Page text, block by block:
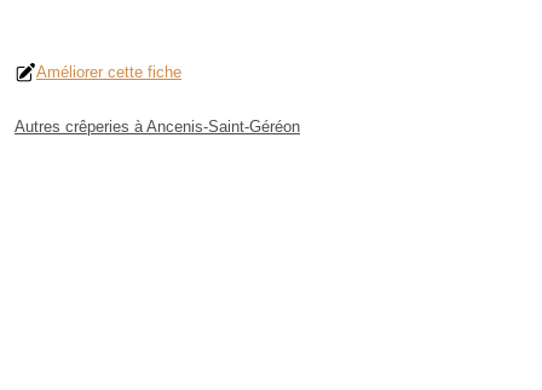
Améliorer cette fiche
Autres crêperies à Ancenis-Saint-Géréon